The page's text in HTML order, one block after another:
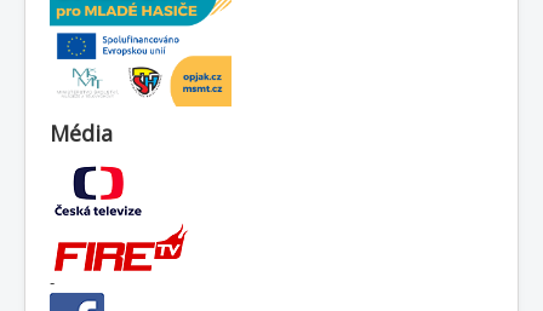
Média
-